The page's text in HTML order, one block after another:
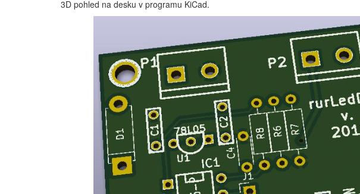
3D pohled na desku v programu KiCad.